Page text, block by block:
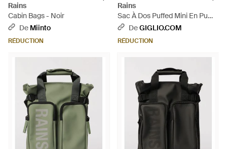
Rains
Cabin Bags - Noir
De Miinto
RÉDUCTION
Rains
Sac À Dos Puffed Mini En Pu
Imperméable - Vert
DeGIGLIO.COM
RÉDUCTION